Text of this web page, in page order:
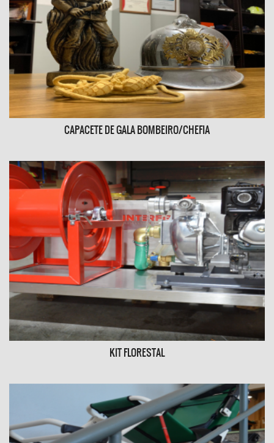
O extintor é um elemento fundamental na primeira
linha de combate ao incêndio.
SABER MAIS
CAPACETE DE GALA BOMBEIRO/CHEFIA
KIT FLORESTAL